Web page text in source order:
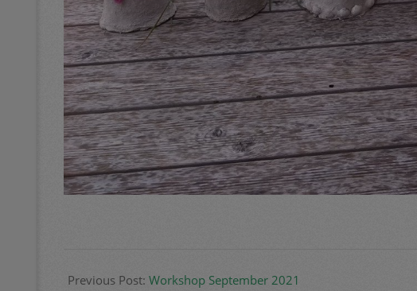
01-
Previous Post: Workshop September 2021